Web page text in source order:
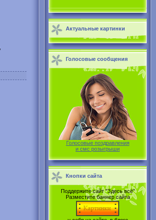
Актуальные картинки
Голосовые сообщения
Голосовые поздравления
и смс розыгрыши
Кнопки сайта
Поддержите сайт "Здесь всё"
Разместите баннер сайта